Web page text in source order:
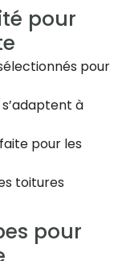
pour
pour
à
pour les
toitures
pour